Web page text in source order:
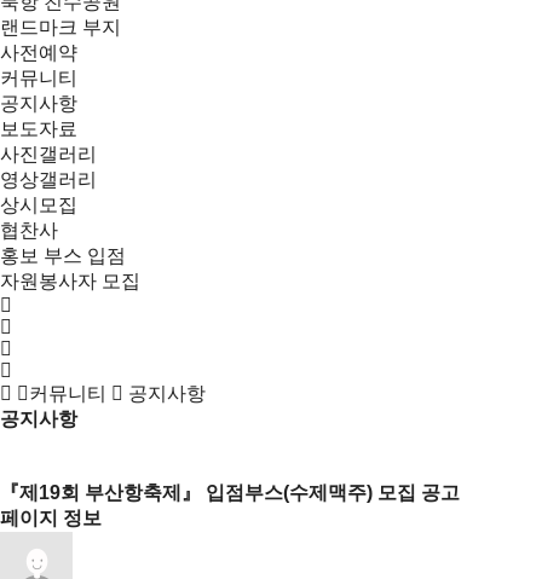
랜드마크 부지
사전예약
커뮤니티
공지사항
보도자료
사진갤러리
영상갤러리
상시모집
협찬사
홍보 부스 입점
자원봉사자 모집
커뮤니티
공지사항
공지사항
『제19회 부산항축제』 입점부스(수제맥주) 모집 공고
페이지 정보